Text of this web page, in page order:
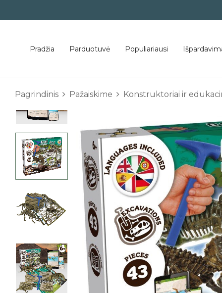
Pradžia Parduotuvė Populiariausi
Pagrindinis Pažaiskime Konstruktoriai ir